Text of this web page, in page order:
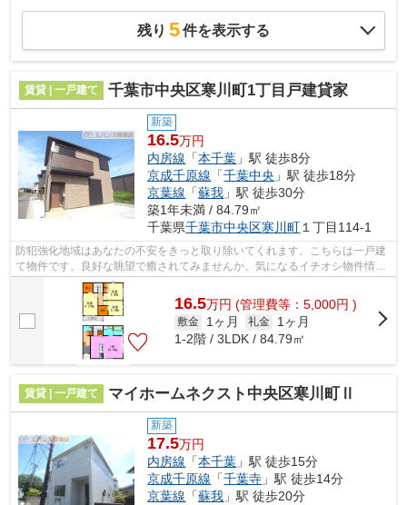
残り 5件を表示する
賃貸 | 一戸建て 千葉市中央区寒川町1丁目戸建貸家
新築
16.5万円
内房線 「本千葉 」駅 徒歩8分
京成千原線 「千葉中央 」駅 徒歩18分
京葉線 「蘇我 」駅 徒歩30分
築1年未満 / 84.79㎡
千葉県千葉市中央区寒川町 １丁目114-1
防犯強化地域はあなたの不安をきっと取り除いてくれます。こちらは一戸建
て物件です。良好な眺望で癒されてみませんか。気になるイチオシ物件情
報：「千葉市中央区寒川町1丁目戸建貸家...
16.5万円 (管理費等：5,000円 )
敷金 1ヶ月 礼金
1ヶ月
1-2階 / 3LDK / 84.79㎡
賃貸 | 一戸建て マイホームネクスト中央区寒川町Ⅱ
新築
17.5万円
内房線 「本千葉 」駅 徒歩15分
京成千原線 「千葉寺 」駅 徒歩14分
京葉線 「蘇我 」駅 徒歩20分